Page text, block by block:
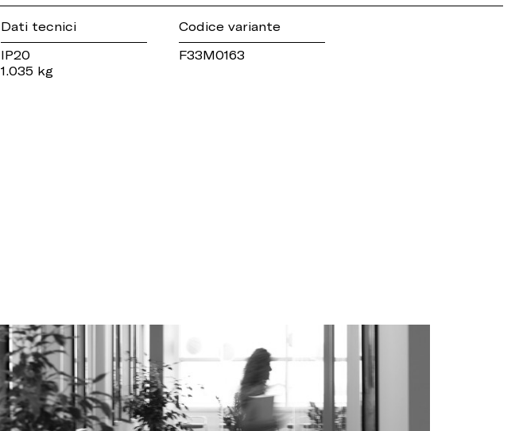
Dati tecnici
IP20
1.035 kg
Codice variante
F33M0163